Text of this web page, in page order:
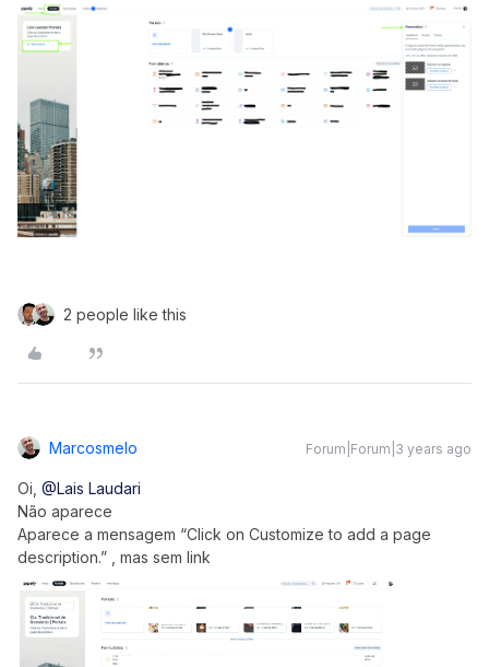
2 people like this
Marcosmelo Forum|Forum|3 years ago
Oi, @Lais Laudari
Não aparece
Aparece a mensagem “Click on Customize to add a page
description.” , mas sem link